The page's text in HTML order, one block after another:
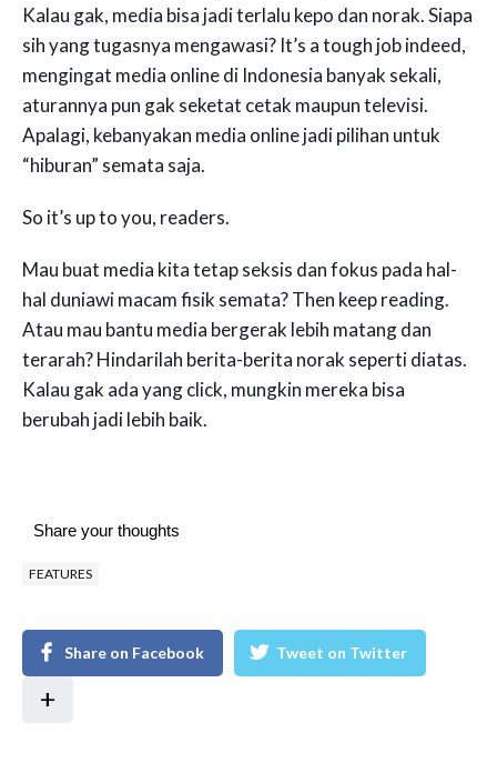
Kalau gak, media bisa jadi terlalu kepo dan norak. Siapa
sih yang tugasnya mengawasi? It’s a tough job indeed,
mengingat media online di Indonesia banyak sekali,
aturannya pun gak seketat cetak maupun televisi.
Apalagi, kebanyakan media online jadi pilihan untuk
“hiburan” semata saja.
So it’s up to you, readers.
Mau buat media kita tetap seksis dan fokus pada hal-
hal duniawi macam fisik semata? Then keep reading.
Atau mau bantu media bergerak lebih matang dan
terarah? Hindarilah berita-berita norak seperti diatas.
Kalau gak ada yang click, mungkin mereka bisa
berubah jadi lebih baik.
Share your thoughts
FEATURES
Share on Facebook Tweet on Twitter
+